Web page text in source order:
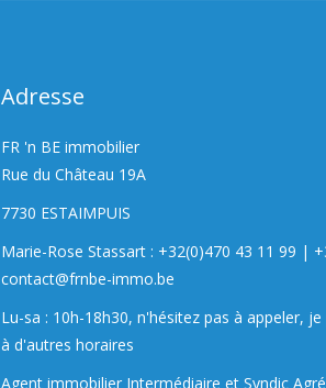
Adresse
FR 'n BE immobilier
Rue du Château 19A
7730 ESTAIMPUIS
Marie-Rose Stassart : +32(0)470 43 11 99 |
contact@frnbe-immo.be
Lu-sa : 10h-18h30, n'hésitez pas à appeler,
à d'autres horaires
Agent immobilier Intermédiaire et Syndic